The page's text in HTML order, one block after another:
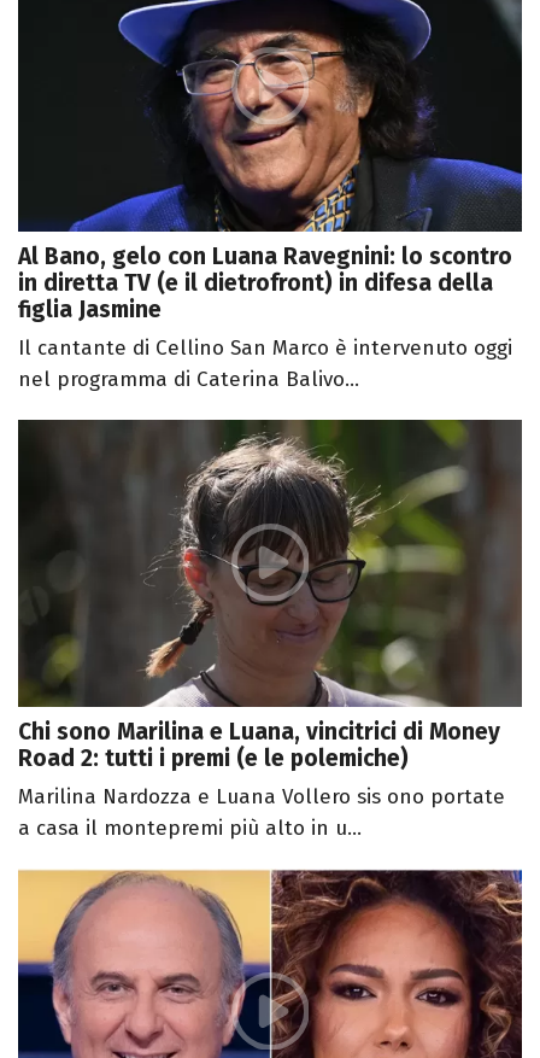
Al Bano, gelo con Luana Ravegnini: lo scontro
in diretta TV (e il dietrofront) in difesa della
figlia Jasmine
Il cantante di Cellino San Marco è intervenuto oggi
nel programma di Caterina Balivo...
Chi sono Marilina e Luana, vincitrici di Money
Road 2: tutti i premi (e le polemiche)
Marilina Nardozza e Luana Vollero sis ono portate
a casa il montepremi più alto in u...